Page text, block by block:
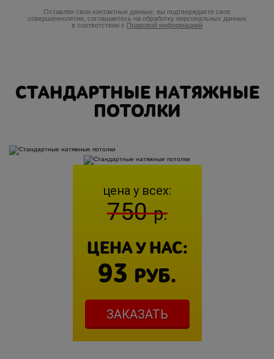
Оставляя свои контактные данные, вы подтверждаете свое
совершеннолетие, соглашаетесь на обработку персональных данных
в соответствии с Правовой информацией
СТАНДАРТНЫЕ НАТЯЖНЫЕ
ПОТОЛКИ
цена у всех:
750р.
ЦЕНА У НАС:
93 РУБ.
ЗАКАЗАТЬ